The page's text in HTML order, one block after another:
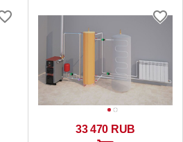
33 470 RUB